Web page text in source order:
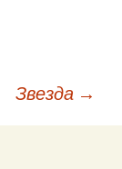
Звезда →